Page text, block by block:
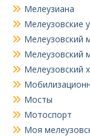
Мелеузиана
Мелеузовские
Мелеузовский
Мелеузовский
Мелеузовский
Мосты
Мотоспорт
Моя